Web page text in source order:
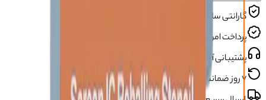
گارانتی سلامت محصول
پرداخت امن و مطمئن
پشتیبانی آنلاین و تلفنی
۷ روز ضمانت بازگشت